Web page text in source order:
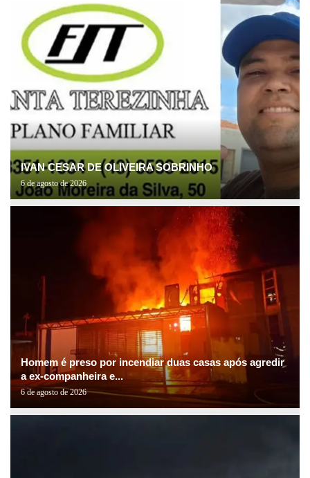
IVAN CESAR DE OLIVEIRA SOBRINHO
6 de agosto de 2026
Homem é preso por incendiar duas casas após agredir
a ex-companheira e...
6 de agosto de 2026